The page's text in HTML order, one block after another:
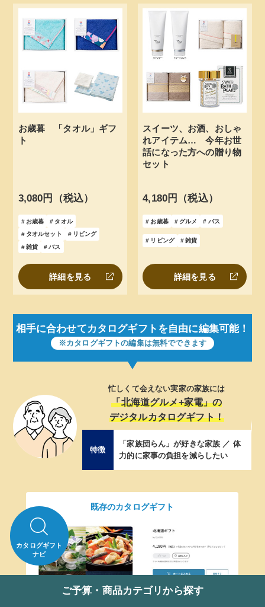
お歳暮 「タオル」ギフ
ト
3,080円（税込）
お歳暮
タオル
タオルセット
リビング
雑貨
バス
詳細を見る
スイーツ、お酒、おしゃ
れアイテム… 今年お世
話になった方への贈り物
セット
4,180円（税込）
お歳暮 グルメ バス
リビング 雑貨
詳細を見る
相手に合わせてカタログギフトを自由に編集可能！
※カタログギフトの編集は無料でできます
お酒が好きなお友達には
「おつまみ+流行りの小物」の
デジタルカタログギフト！
特徴
1年に数回会う程度 ／ おつまみが大
好き ／ トレンドに敏感
既存のカタログギフト
ご予算・商品カテゴリから探す
カタログギフト
ナビ